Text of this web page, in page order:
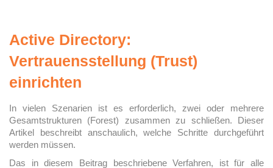
Active Directory:
Vertrauensstellung (Trust)
einrichten
In vielen Szenarien ist es erforderlich, zwei oder mehrere
Gesamtstrukturen (Forest) zusammen zu schließen. Dieser
Artikel beschreibt anschaulich, welche Schritte durchgeführt
werden müssen.
Das in diesem Beitrag beschriebene Verfahren, ist für alle